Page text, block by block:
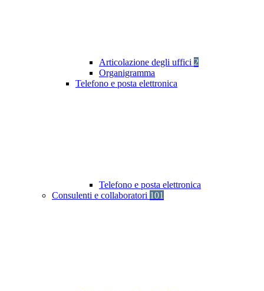
Articolazione degli uffici 2
Organigramma
Telefono e posta elettronica
Telefono e posta elettronica
Consulenti e collaboratori 101